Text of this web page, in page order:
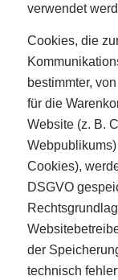
verwendet
Cookies, die
bestimmter,
für die
Website (z. B.
Cookies),
DSGVO
der
technisch